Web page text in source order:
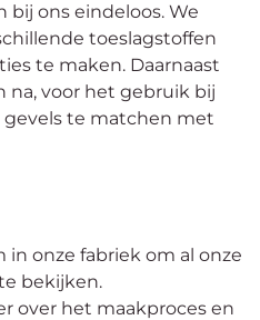
bij ons eindeloos. We
toeslagstoffen
te maken. Daarnaast
na, voor het gebruik bij
te matchen met
onze fabriek om al onze
bekijken.
over het maakproces en